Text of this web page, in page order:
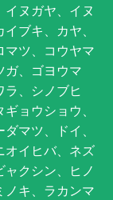
ヌガヤ、イヌ
ブキ、カヤ、
マツ、コウヤマ
ガ、ゴヨウマ
、シノブヒ
ョウショウ、
マツ、ドイ、
オイヒバ、ネズ
クシン、ヒノ
ノキ、ラカンマ